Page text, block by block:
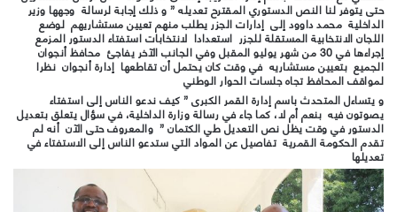
حتى يتوفر لنا النص الدستوري المقترح تعديله ” و ذلك إجابة لرسالة وجهها وزير
الداخلية محمد داوود إلى إدارات الجزر يطلب منهم تعيين مستشاريهم لوضع
اللجان الانتخابية المستقلة للجزر استعدادا لانتخابات استفتاء الدستور المزمع
إجراءها في 30 من شهر يوليو المقبل وفي الجانب الآخر يفاجئ محافظ أنجوان
الجميع بتعيين مستشاريه في وقت كان يحتمل أن تقاطعها إدارة أنجوان نظرا
لمواقف المحافظ تجاه جلسات الحوار الوطني
و يتساءل المتحدث باسم إدارة القمر الكبرى ” كيف ندعو الناس إلى استفتاء
يصوتون فيه بنعم أم لا، كما جاء في رسالة وزارة الداخلية، في سؤال يتعلق بتعديل
الدستور في وقت يظل نص التعديل طي الكتمان ” والمعروف حتى الآن أنه لم
تقدم الحكومة القمرية تفاصيل عن المواد التي ستدعو الناس إلى الاستفتاء في
تعديلها